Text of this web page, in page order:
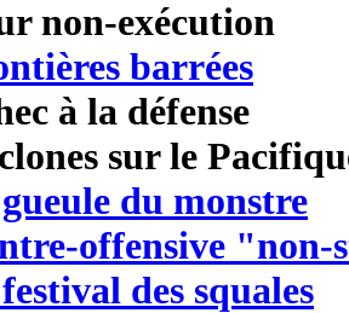
non-exécution
barrées
à la défense
sur le
du monstre
offensive "non-
des squales